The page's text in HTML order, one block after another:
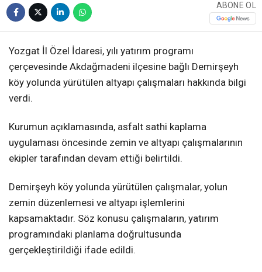
ABONE OL
Yozgat İl Özel İdaresi, yılı yatırım programı
çerçevesinde Akdağmadeni ilçesine bağlı Demirşeyh
köy yolunda yürütülen altyapı çalışmaları hakkında bilgi
verdi.
Kurumun açıklamasında, asfalt sathi kaplama
uygulaması öncesinde zemin ve altyapı çalışmalarının
ekipler tarafından devam ettiği belirtildi.
Demirşeyh köy yolunda yürütülen çalışmalar, yolun
zemin düzenlemesi ve altyapı işlemlerini
kapsamaktadır. Söz konusu çalışmaların, yatırım
programındaki planlama doğrultusunda
gerçekleştirildiği ifade edildi.